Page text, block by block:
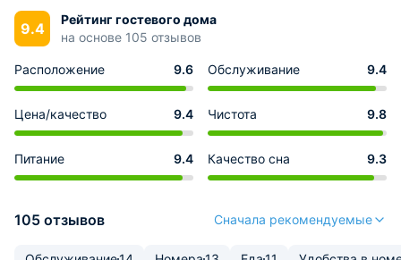
9.4
Рейтинг гостевого дома
на основе 105 отзывов
Расположение 9.6 Обслуживание 9.4
Цена/качество 9.4 Чистота 9.8
Питание 9.4 Качество сна 9.3
105 отзывов Сначала рекомендуемые